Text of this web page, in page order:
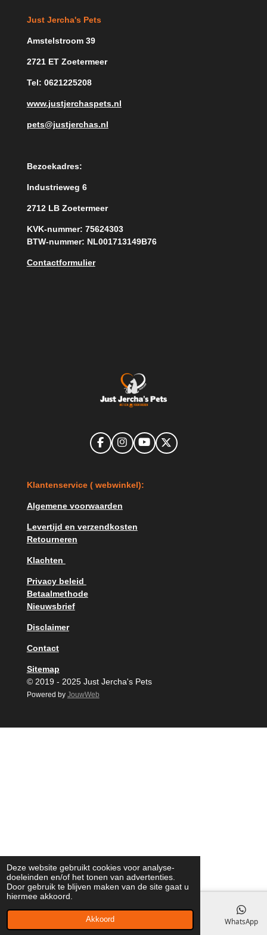
Deze website gebruikt cookies voor analyse-
doeleinden en/of het tonen van advertenties.
Door gebruik te blijven maken van de site gaat u
hiermee akkoord.
Akkoord
Just Jercha's Pets
Amstelstroom 39
2721 ET Zoetermeer
Tel: 0621225208
www.justjerchaspets.nl
pets@justjerchas.nl
Bezoekadres:
Industrieweg 6
2712 LB Zoetermeer
KVK-nummer: 75624303
BTW-nummer: NL001713149B76
Contactformulier
F
a
b
o
I
n
a
r
m
Y
o
u
X
Klantenservice ( webwinkel):
Algemene voorwaarden
Levertijd en verzendkosten
Retourneren
Klachten
Privacy beleid
Betaalmethode
Nieuwsbrief
Disclaimer
Contact
Sitemap
© 2019 - 2025 Just Jercha's Pets
Powered by JouwWeb
WhatsApp